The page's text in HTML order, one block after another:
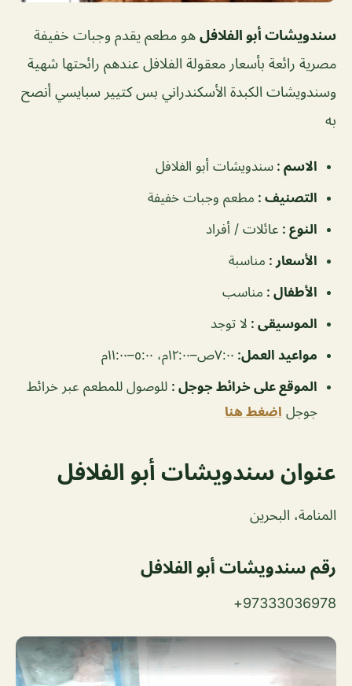
سندويشات أبو الفلافل هو مطعم يقدم وجبات خفيفة
مصرية رائعة بأسعار معقولة الفلافل عندهم رائحتها شهية
وسندويشات الكبدة الأسكندراني بس كتيير سبايسي أنصح
به
الاسم : سندويشات أبو الفلافل
التصنيف : مطعم وجبات خفيفة
النوع : عائلات / أفراد
الأسعار : مناسبة
الأطفال : مناسب
الموسيقى : لا توجد
مواعيد العمل: ٧:٠٠ص–١٢:٠٠م، ٥:٠٠–١١:٠٠م
الموقع على خرائط جوجل : للوصول للمطعم عبر خرائط
جوجل اضغط هنا
عنوان سندويشات أبو الفلافل
المنامة، البحرين
رقم سندويشات أبو الفلافل
97333036978+